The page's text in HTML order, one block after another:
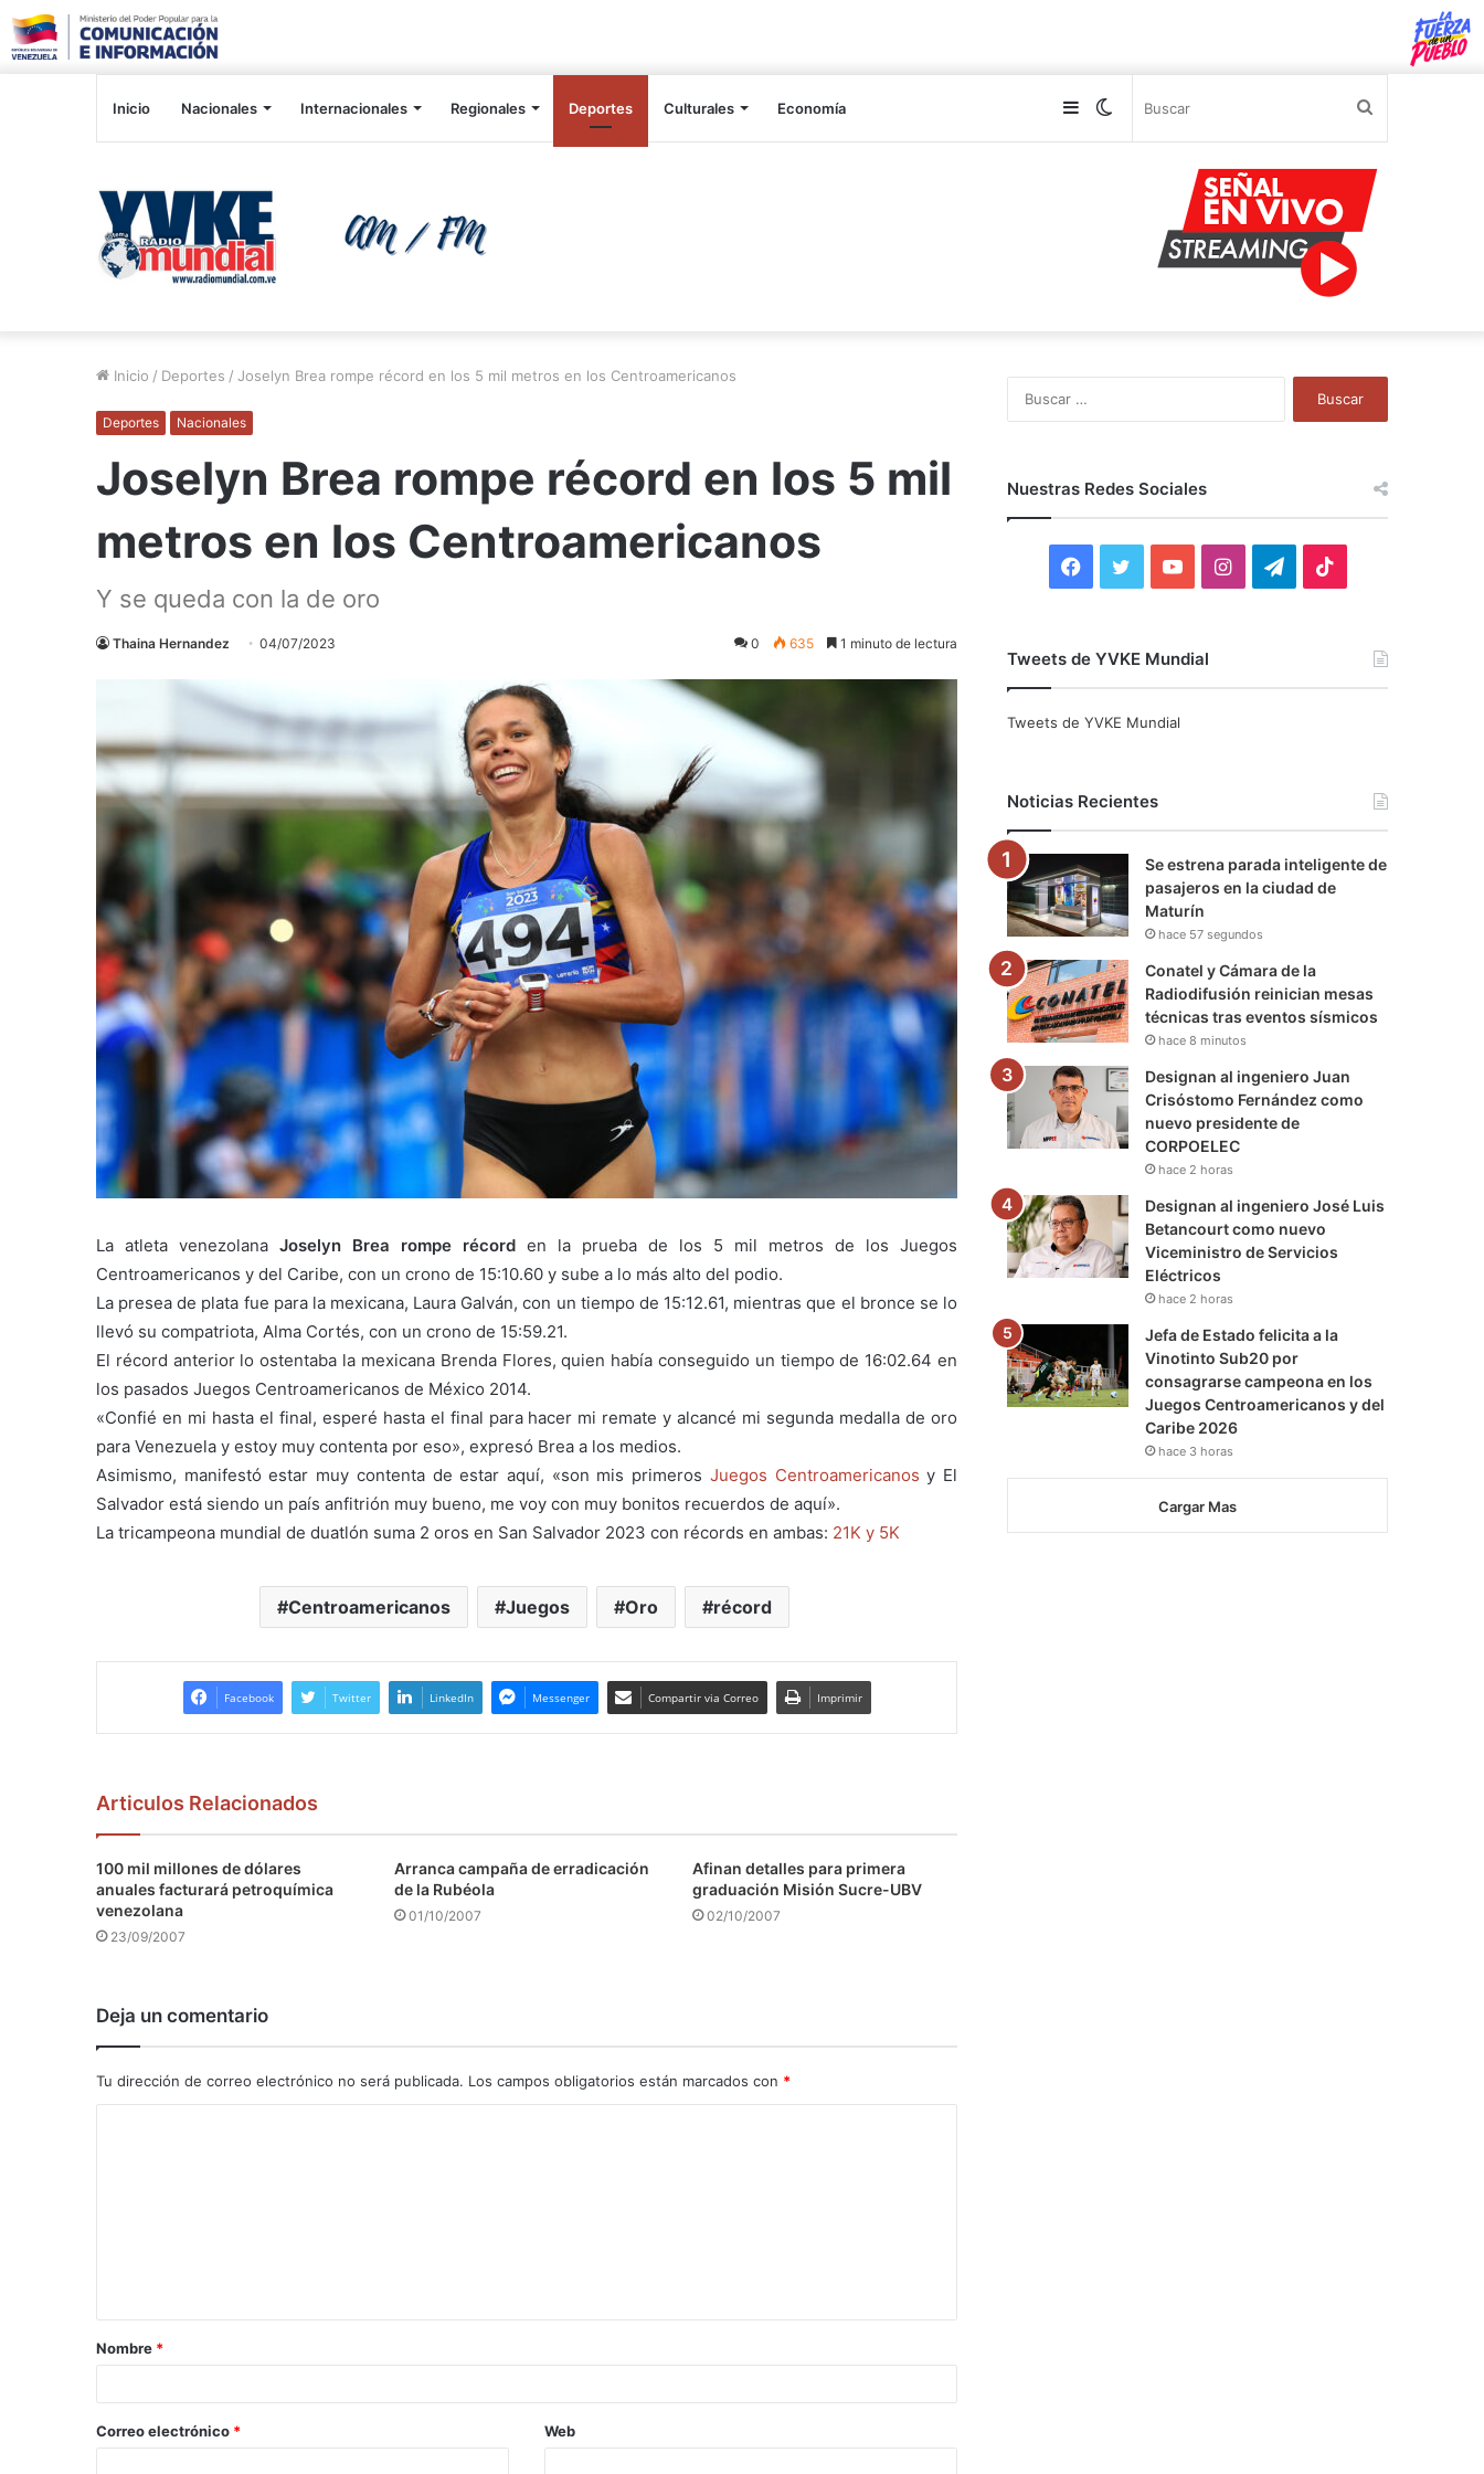
Inicio Nacionales Internacionales Regionales Deportes Culturales Economía Switch
Sidebar
Inicio / Deportes / Joselyn Brea rompe récord en los 5 mil metros en los Centroamericanos
Deportes Nacionales
Joselyn Brea rompe récord en los 5 mil
metros en los Centroamericanos
Y se queda con la de oro
Thaina Hernandez 04/07/2023 0 635 1 minuto de lectura
La atleta venezolana Joselyn Brea rompe récord en la prueba de los 5 mil metros de los Juegos
Centroamericanos y del Caribe, con un crono de 15:10.60 y sube a lo más alto del podio.
La presea de plata fue para la mexicana, Laura Galván, con un tiempo de 15:12.61, mientras que el bronce se lo
llevó su compatriota, Alma Cortés, con un crono de 15:59.21.
El récord anterior lo ostentaba la mexicana Brenda Flores, quien había conseguido un tiempo de 16:02.64 en
los pasados Juegos Centroamericanos de México 2014.
«Confié en mi hasta el final, esperé hasta el final para hacer mi remate y alcancé mi segunda medalla de oro
para Venezuela y estoy muy contenta por eso», expresó Brea a los medios.
Asimismo, manifestó estar muy contenta de estar aquí, «son mis primeros Juegos Centroamericanos y El
Salvador está siendo un país anfitrión muy bueno, me voy con muy bonitos recuerdos de aquí».
La tricampeona mundial de duatlón suma 2 oros en San Salvador 2023 con récords en ambas: 21K y 5K
Centroamericanos Juegos Oro récord
Facebook Twitter LinkedIn Messenger Compartir via Correo Imprimir
Articulos Relacionados
100 mil millones de dólares
anuales facturará petroquímica
venezolana
23/09/2007
Arranca campaña de erradicación
de la Rubéola
01/10/2007
Afinan detalles para primera
graduación Misión Sucre-UBV
02/10/2007
Deja un comentario
Tu dirección de correo electrónico no será publicada. Los campos obligatorios están marcados con *
a
r
*
Nombre *
Correo electrónico * Web
Nuestras Redes Sociales
F
c
o
k
i
r
Y
u
e
I
r
a
T
a
m
Tweets de YVKE Mundial
Tweets de YVKE Mundial
Noticias Recientes
Se estrena parada inteligente de
pasajeros en la ciudad de
Maturín
hace 57 segundos
Conatel y Cámara de la
Radiodifusión reinician mesas
técnicas tras eventos sísmicos
hace 8 minutos
Designan al ingeniero Juan
Crisóstomo Fernández como
nuevo presidente de
CORPOELEC
hace 2 horas
Designan al ingeniero José Luis
Betancourt como nuevo
Viceministro de Servicios
Eléctricos
hace 2 horas
Jefa de Estado felicita a la
Vinotinto Sub20 por
consagrarse campeona en los
Juegos Centroamericanos y del
Caribe 2026
hace 3 horas
Cargar Mas